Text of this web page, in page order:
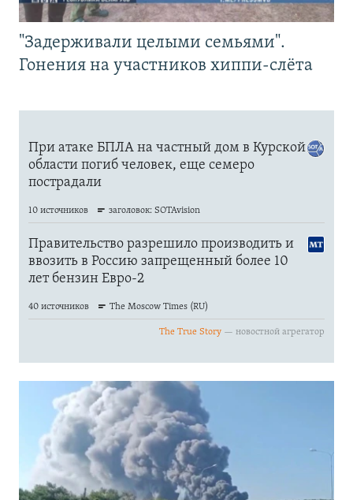
"Задерживали целыми семьями".
Гонения на участников хиппи-слёта